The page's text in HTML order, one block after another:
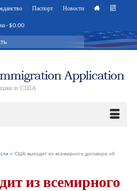
Паспорт Новости
-$0.00
» США выходит из всемирного договора об
из всемирного